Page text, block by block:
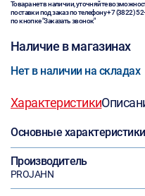
Товара нет в наличии, уточняйте
поставки под заказ по телефону+7 (3822)
по кнопке "Заказать звонок"
Наличие в магазинах
Нет в наличии на складах
Характеристики
Основные характеристики
Производитель
PROJAHN